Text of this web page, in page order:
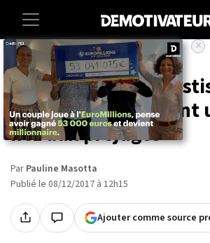
Accueil Societe Lifestyle
Les anti-anges
Times Square et font
nez aux préjugés
Par Pauline Masotta
Publié le 08/12/2017 à 12h15
Ajouter comme source
×